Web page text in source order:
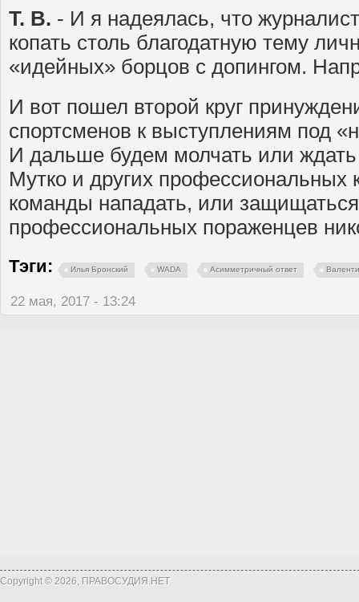
Т. В. - И я надеялась, что
копать столь благодатную тему
«идейных» борцов с допингом.
И вот пошел второй круг
спортсменов к выступлениям под
И дальше будем молчать или
Мутко и других профессиональных
команды нападать, или
профессиональных пораженцев
Тэги: Илья Бронский WADA Асимметричный ответ
22 мая, 2017 - 13:24
Copyright © 2026, ПРАВОСУДИЯ.НЕТ